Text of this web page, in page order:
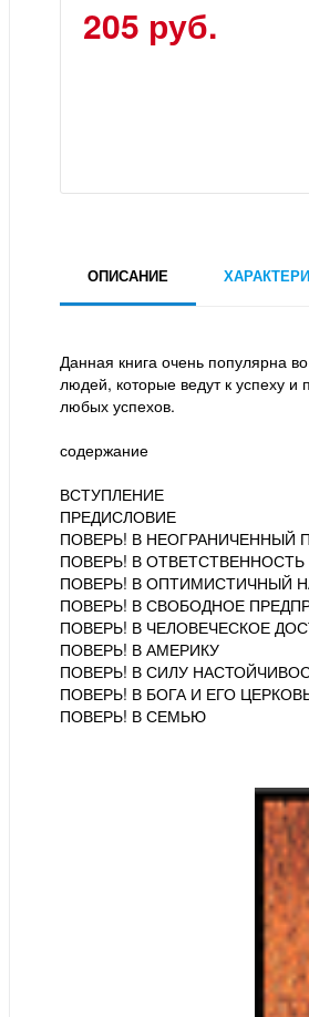
205 руб.
ОПИСАНИЕ
Данная книга очень популярна
людей, которые ведут к успеху
любых успехов.
содержание
ВСТУПЛЕНИЕ
ПРЕДИСЛОВИЕ
ПОВЕРЬ! В НЕОГРАНИЧЕННЫЙ
ПОВЕРЬ! В ОТВЕТСТВЕННОСТЬ
ПОВЕРЬ! В ОПТИМИСТИЧНЫЙ
ПОВЕРЬ! В СВОБОДНОЕ
ПОВЕРЬ! В ЧЕЛОВЕЧЕСКОЕ
ПОВЕРЬ! В АМЕРИКУ
ПОВЕРЬ! В СИЛУ
ПОВЕРЬ! В БОГА И ЕГО
ПОВЕРЬ! В СЕМЬЮ